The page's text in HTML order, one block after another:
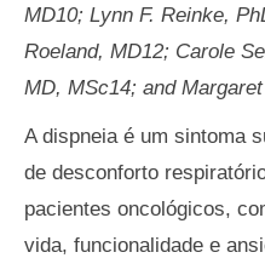
MD10; Lynn F. Reinke,
Roeland, MD12; Carole
MD, MSc14; and
A dispneia é um sintoma
de desconforto
pacientes oncológicos,
vida, funcionalidade e